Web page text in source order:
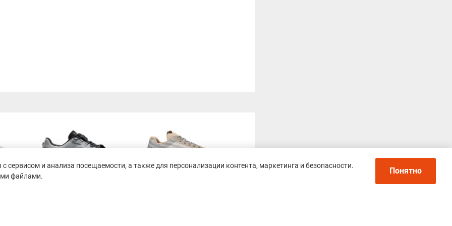
и анализа посещаемости, а также для персонализации контента, маркетинга и безопасности.
файлами.
Понятно